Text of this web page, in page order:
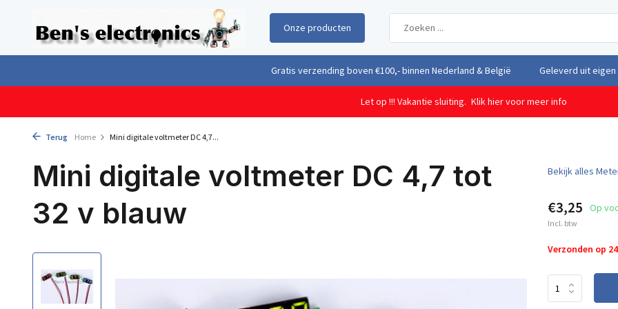
Onze producten
Geleverd uit eigen voorraad vanuit ons magazijn in Nederland Gratis
Let op !!! Vakantie sluiting. Klik hier voor meer info
Terug Home Mini digitale voltmeter DC 4,7...
Mini digitale voltmeter DC 4,7 tot
32 v blauw
Bekijk alles
€3,25 Op
Incl. btw
Verzonden op